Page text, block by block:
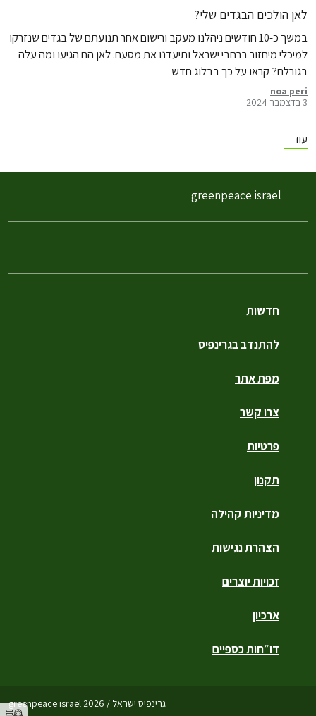
לאן הולכים הבגדים שלי?
במשך כ-10 חודשים ניהלנו מעקב ורישום אחר תנועתם של בגדים שנזרקו
למיכלי מיחזור ברחבי ישראל ותיעדנו את מסעם. לאן הם הגיעו ומה עלה
בגורלם? קראו על כך בבלוג חדש
noa peri
3 בדצמבר 2024
עוד
חדשות
להתנדב בגרינפיס
מפת אתר
צרו קשר
פרטיות
תקנון
מדיניות קהילה
הצהרת נגישות
זכויות יוצרים
ארכיון
דו״חות כספיים
גרינפיס ישראל / greenpeace israel 2026